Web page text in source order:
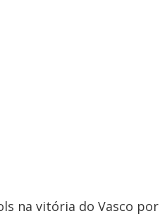
na vitória do Vasco por